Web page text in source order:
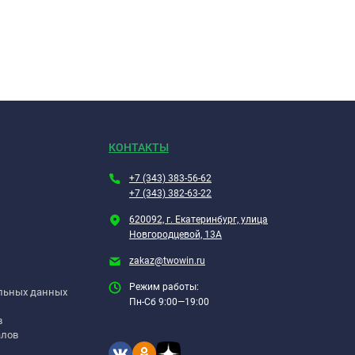
данных
КОНТАКТЫ
+7 (343) 383-56-62
+7 (343) 382-63-22
620092, г. Екатеринбург, улица
Новгородцевой, 13А
zakaz@twowin.ru
Режим работы:
Пн-Сб 9:00—19:00